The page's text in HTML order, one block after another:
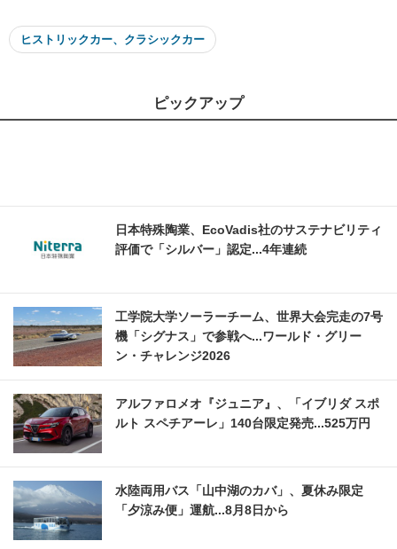
ヒストリックカー、クラシックカー
ピックアップ
日本特殊陶業、EcoVadis社のサステナビリティ
評価で「シルバー」認定...4年連続
工学院大学ソーラーチーム、世界大会完走の7号
機「シグナス」で参戦へ...ワールド・グリー
ン・チャレンジ2026
アルファロメオ『ジュニア』、「イブリダ スポ
ルト スペチアーレ」140台限定発売...525万円
水陸両用バス「山中湖のカバ」、夏休み限定
「夕涼み便」運航...8月8日から